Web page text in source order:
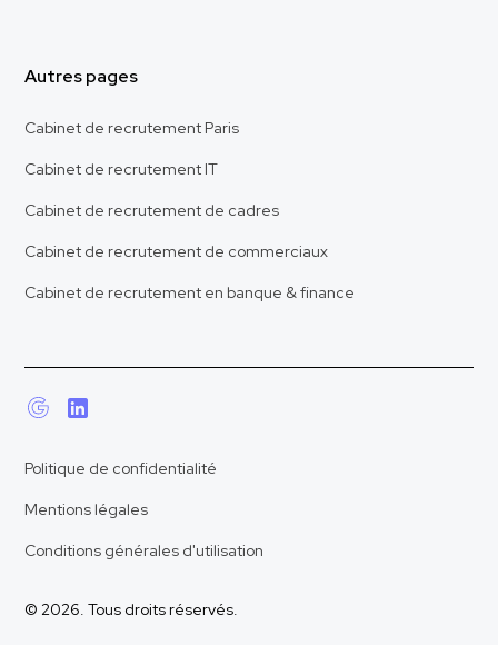
Autres pages
Cabinet de recrutement Paris
Cabinet de recrutement IT
Cabinet de recrutement de cadres
Cabinet de recrutement de commerciaux
Cabinet de recrutement en banque & finance
© 2026. Tous droits réservés.
Politique de confidentialité
Mentions légales
Conditions générales d'utilisation